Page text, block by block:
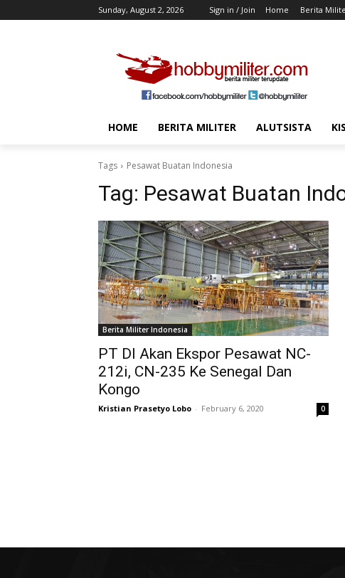
Sunday, August 2, 2026 Sign in / Join Home Berita
HOME BERITA MILITER ALUTSISTA
Tags Pesawat Buatan Indonesia
Tag: Pesawat Buatan
Berita Militer Indonesia
PT DI Akan Ekspor Pesawat NC-
212i, CN-235 Ke Senegal Dan
Kongo
Kristian Prasetyo Lobo - February 6, 2020 0